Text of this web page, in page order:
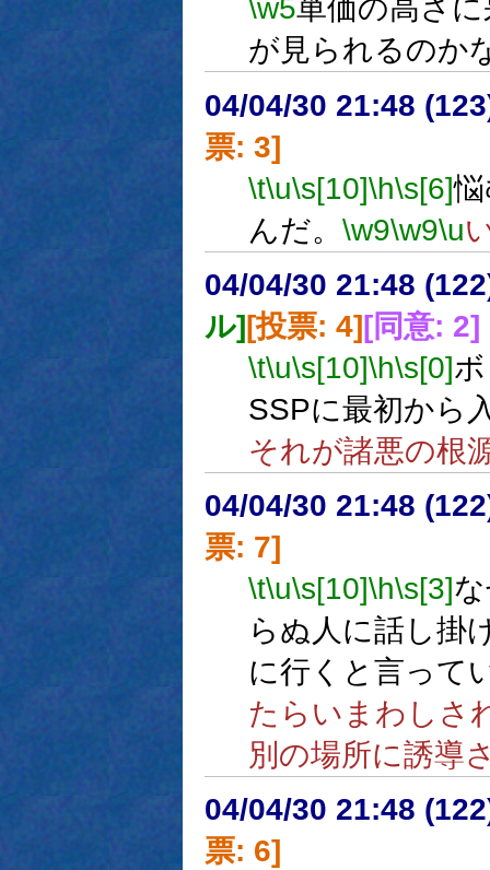
\w5単価の高さ
が見られるのか
04/04/30 21:48
票: 3]
\t\u\s[10]\h\s[6]
んだ。 \w9\w9\u
04/04/30 21:48
ル][投票: 4][同意: 2]
\t\u\s[10]\h\s[0]
SSPに最初から
それが諸悪の根
04/04/30 21:48
票: 7]
\t\u\s[10]\h\s[3]
らぬ人に話し掛
に行くと言って
たらいまわしさ
別の場所に誘導
04/04/30 21:48
票: 6]